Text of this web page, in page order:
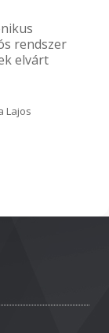
rendszer
elvárt
Lajos